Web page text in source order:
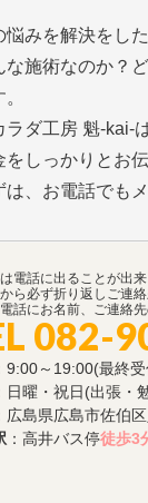
悩みを解決をし
な施術なのか？
ラダ工房 魁-kai-
をしっかりとお
は、お電話でも
電話に出ることが出来
ら必ず折り返しご連絡
話にお名前、ご連絡
082-
9:00～19:00(最終
日曜・祝日(出張・
広島県広島市佐伯
：高井バス停徒歩3